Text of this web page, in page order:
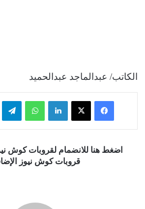
الكاتب/ عبدالماجد عبدالحميد
فيسبوك ‫X لينكدإن واتساب
اضغط هنا للانضمام لقروبات كوش
قروبات كوش نيوز